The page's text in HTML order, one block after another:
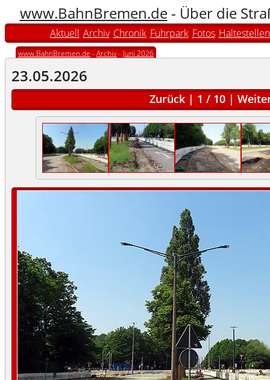
www.BahnBremen.de- Über die
Aktuell Archiv Chronik Fuhrpark Fotos Haltestellen
www.BahnBremen.de -Archiv- Juni 2026
23.05.2026
Zurück | 1 / 10 |